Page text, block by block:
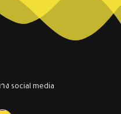
ง social media